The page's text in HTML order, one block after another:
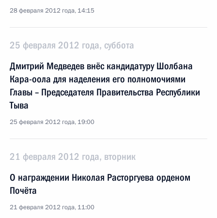
28 февраля 2012 года, 14:15
25 февраля 2012 года, суббота
Дмитрий Медведев внёс кандидатуру Шолбана
Кара-оола для наделения его полномочиями
Главы – Председателя Правительства Республики
Тыва
25 февраля 2012 года, 19:00
21 февраля 2012 года, вторник
О награждении Николая Расторгуева орденом
Почёта
21 февраля 2012 года, 11:00